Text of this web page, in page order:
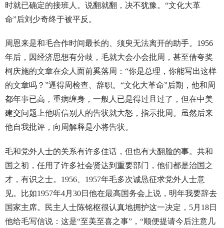
时就已确定的接班人。说翻就翻，决不犹豫。“文化大革
命”后刘少奇终于被平反。
周恩来是和毛合作时间最长的、须臾无法离开的助手。1956
年后，因经济思想有分歧，毛就大会小会批周，甚至借夸奖
柯庆施的文章在众人面前奚落周：“你是总理，你能写出这样
的文章吗？”逼得周检查、辞职。“文化大革命”后期，他和周
都年事已高，重病缠身，一般人已是得过且过了，但在中美
建交问题上他听信别人的告状就大怒，指示批周。虽然后来
他自我批评，向周解释是小将告状。
毛和党外人士的关系有许多佳话，但也有大翻脸的事。共和
国之初，任用了许多社会贤达到重要部门，他们都是治国之
才，有识之士。1956、1957年毛多次诚恳征求党外人士意
见。比如1957年4月30日他在最高国务会上说，明年我要辞去
国家主席。民主人士陈铭枢很认真地拥护这一决定，5月18日
他给毛写信说：这是“至美至喜之事”，“顺便提请今后注意几